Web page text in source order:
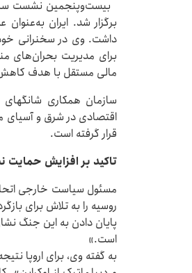
برگزار شد. ایران
داشت. وی در سخنرانی
برای مدیریت بحران‌های
مالی مستقل با هدف
سازمان همکاری
اقتصادی در شرق و آسیای
قرار گرفته است.
تاکید بر افزایش حمایت
مسئول سیاست خارجی
روسیه را به تلاش برای
پایان دادن به این جنگ
است.»
به گفته وی، برای اروپا